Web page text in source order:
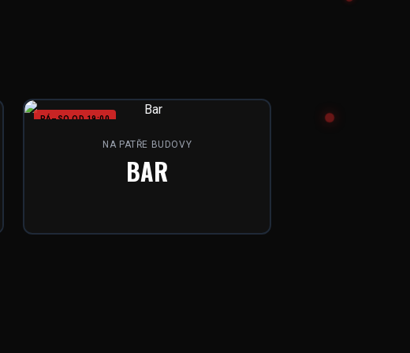
PÁ–SO OD 19:00
NA PATŘE BUDOVY
BAR